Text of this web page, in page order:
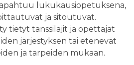
lukukausiopetuksena,
ja sitoutuvat.
tietyt tanssilajit ja opettajat
järjestyksen tai etenevät
ja tarpeiden mukaan.